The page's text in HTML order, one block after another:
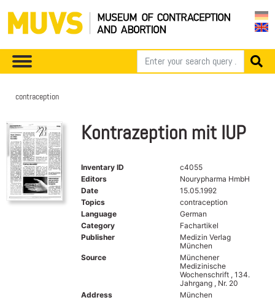
contraception
Kontrazeption mit IUP
Inventary ID
c4055
Editors
Nourypharma HmbH
Date
15.05.1992
Topics
contraception
Language
German
Category
Fachartikel
Publisher
Medizin Verlag
München
Source
Münchener
Medizinische
Wochenschrift , 134.
Jahrgang , Nr. 20
Address
München